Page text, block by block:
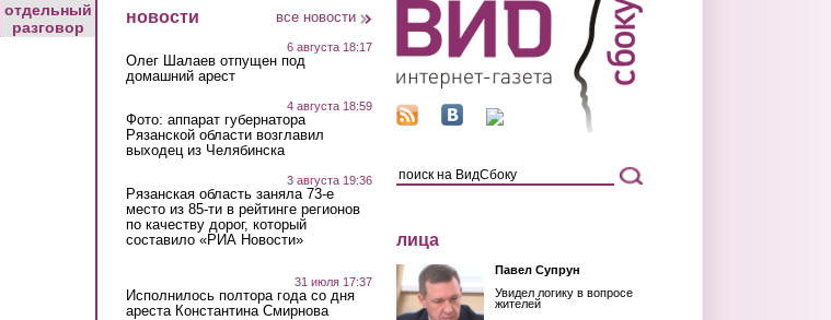
отдельный
разговор
новости все новости
6 августа 18:17
Олег Шалаев отпущен под
домашний арест
4 августа 18:59
Фото: аппарат губернатора
Рязанской области возглавил
выходец из Челябинска
3 августа 19:36
Рязанская область заняла 73-е
место из 85-ти в рейтинге регионов
по качеству дорог, который
составило «РИА Новости»
31 июля 17:37
Исполнилось полтора года со дня
ареста Константина Смирнова
лица
Павел Супрун
Увидел логику в вопросе
жителей